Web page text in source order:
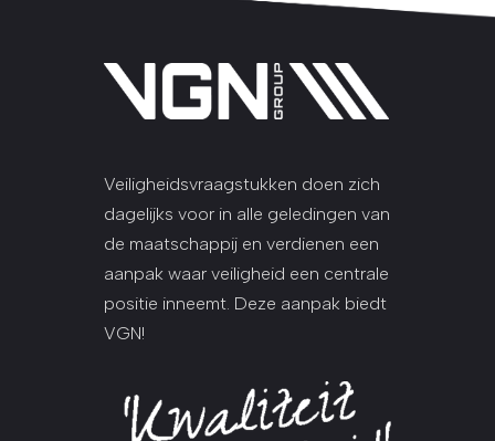
Veiligheidsvraagstukken doen zich
dagelijks voor in alle geledingen van
de maatschappij en verdienen een
aanpak waar veiligheid een centrale
positie inneemt. Deze aanpak biedt
VGN!